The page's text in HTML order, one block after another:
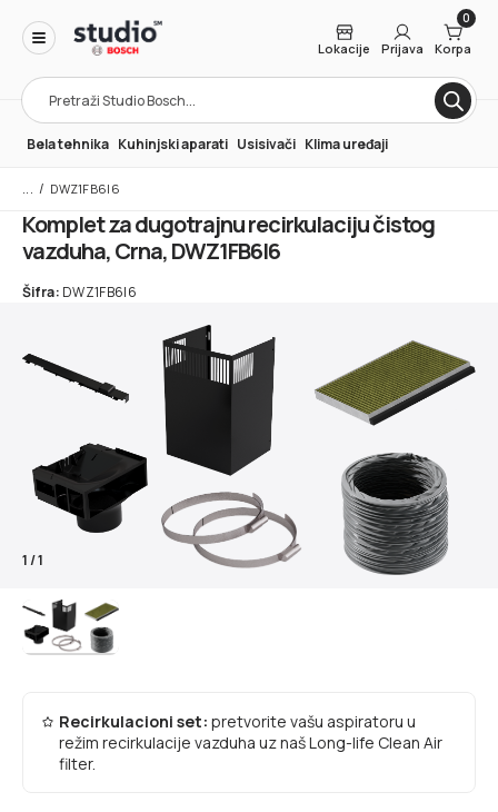
Products
search
Lokacije Prijava
0
Korpa
Bela tehnika Kuhinjski aparati Usisivači Klima uređaji
/ DWZ1FB6I6
Komplet za dugotrajnu recirkulaciju čistog
vazduha, Crna, DWZ1FB6I6
Šifra: DWZ1FB6I6
1/1
Recirkulacioni set: pretvorite vašu aspiratoru u
režim recirkulacije vazduha uz naš Long-life Clean Air
filter.